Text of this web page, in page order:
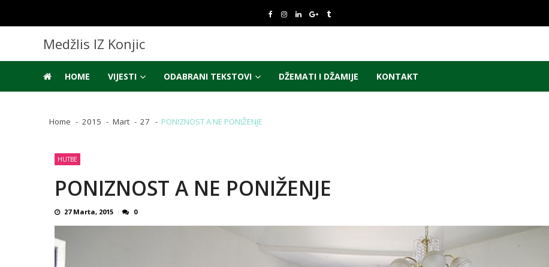
navigation
content
Medžlis IZ Konjic
HOME VIJESTI ODABRANI TEKSTOVI DŽEMATI I DŽAMIJE KONTAKT
Home 2015 Mart 27 PONIZNOST A NE PONIŽENJE
HUTBE
PONIZNOST A NE PONIŽENJE
27 Marta, 2015 0